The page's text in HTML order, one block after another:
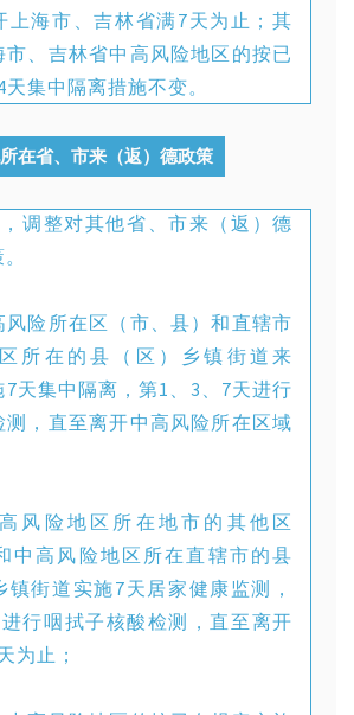
上海市、吉林省满7天为止；其
市、吉林省中高风险地区的按已
集中隔离措施不变。
在省、市来（返）德政策
调整对其他省、市来（返）德
风险所在区（市、县）和直辖市
所在的县（区）乡镇街道来
7天集中隔离，第1、3、7天进行
测，直至离开中高风险所在区域
风险地区所在地市的其他区
中高风险地区所在直辖市的县
镇街道实施7天居家健康监测，
行咽拭子核酸检测，直至离开
为止；